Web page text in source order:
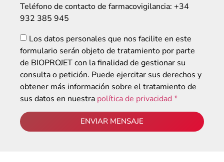
Teléfono de contacto de farmacovigilancia: +34
932 385 945
Los datos personales que nos facilite en este
formulario serán objeto de tratamiento por parte
de BIOPROJET con la finalidad de gestionar su
consulta o petición. Puede ejercitar sus derechos y
obtener más información sobre el tratamiento de
sus datos en nuestra política de privacidad *
ENVIAR MENSAJE